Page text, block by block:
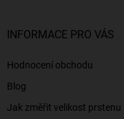
INFORMACE PRO VÁS
Hodnocení obchodu
Blog
Jak změřit velikost prstenu